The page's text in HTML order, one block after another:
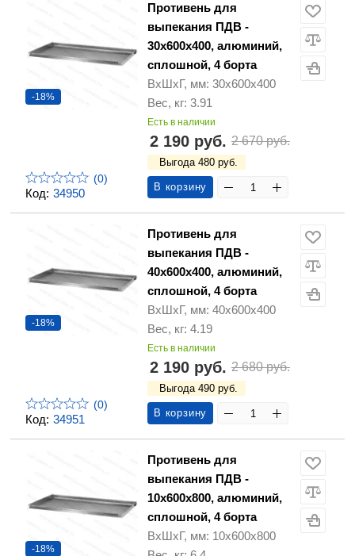
Код: 34950
-18%
(0)
Противень для
выпекания ПДВ -
30х600х400, алюминий,
сплошной, 4 борта
ВхШхГ, мм: 30х600х400
Вес, кг: 3.91
Есть в наличии
2 190 руб. 2 670 руб.
Выгода 480 руб.
В корзину
Код: 34951
-18%
(0)
Противень для
выпекания ПДВ -
40х600х400, алюминий,
сплошной, 4 борта
ВхШхГ, мм: 40х600х400
Вес, кг: 4.19
Есть в наличии
2 190 руб. 2 680 руб.
Выгода 490 руб.
В корзину
-18%
Противень для
выпекания ПДВ -
10х600х800, алюминий,
сплошной, 4 борта
ВхШхГ, мм: 10х600х800